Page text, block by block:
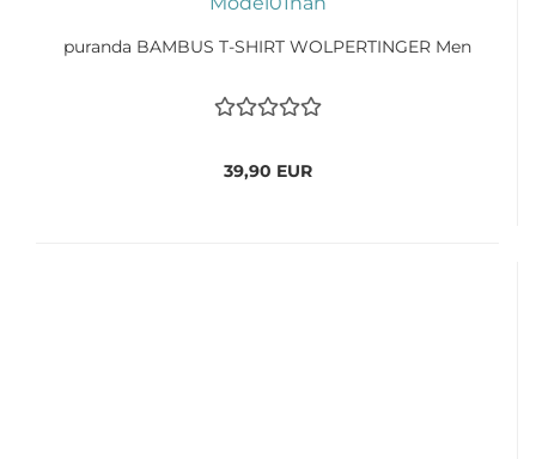
puranda BAMBUS T-SHIRT WOLPERTINGER Men
39,90 EUR